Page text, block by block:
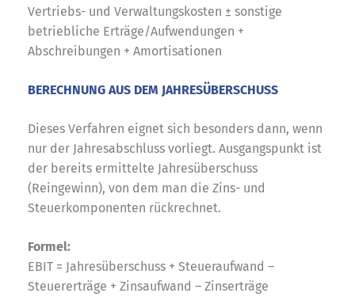
Vertriebs- und Verwaltungskosten ± sonstige
betriebliche Erträge/Aufwendungen +
Abschreibungen + Amortisationen
BERECHNUNG AUS DEM JAHRESÜBERSCHUSS
Dieses Verfahren eignet sich besonders dann, wenn
nur der Jahresabschluss vorliegt. Ausgangspunkt ist
der bereits ermittelte Jahresüberschuss
(Reingewinn), von dem man die Zins- und
Steuerkomponenten rückrechnet.
Formel:
EBIT = Jahresüberschuss + Steueraufwand –
Steuererträge + Zinsaufwand – Zinserträge